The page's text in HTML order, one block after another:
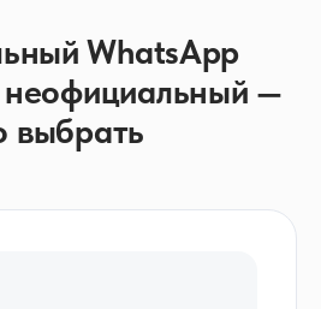
WhatsApp
неофициальный —
выбрать